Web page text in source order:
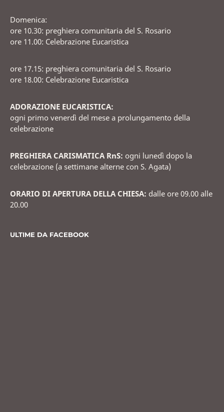
Domenica:
ore 10.30: preghiera comunitaria del S. Rosario
ore 11.00: Celebrazione Eucaristica
ore 17.15: preghiera comunitaria del S. Rosario
ore 18.00: Celebrazione Eucaristica
ADORAZIONE EUCARISTICA:
ogni primo venerdì del mese a prolungamento della
celebrazione
PREGHIERA CARISMATICA RnS: ogni lunedì dopo la
celebrazione (a settimane alterne con S. Agata)
ORARIO DI APERTURA DELLA CHIESA: dalle ore 09.00 alle
20.00
ULTIME DA FACEBOOK